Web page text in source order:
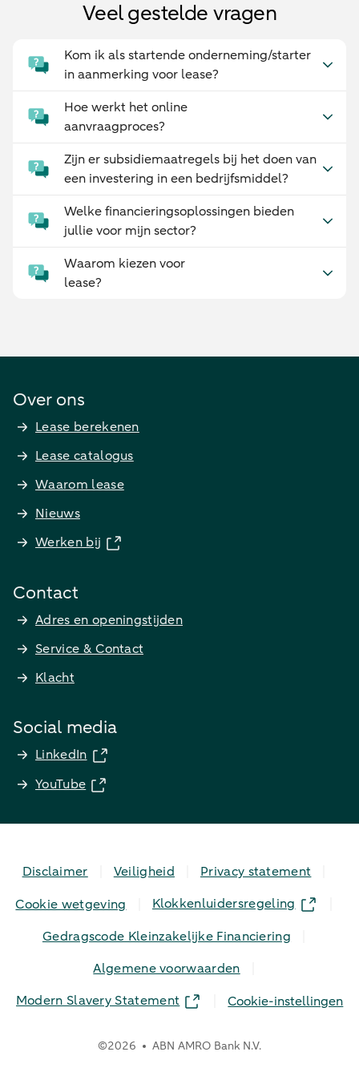
Veel gestelde vragen
Kom ik als startende onderneming/starter
in aanmerking voor lease?
Hoe werkt het online
aanvraagproces?
Zijn er subsidiemaatregels bij het doen van
een investering in een bedrijfsmiddel?
Welke financieringsoplossingen bieden
jullie voor mijn sector?
Waarom kiezen voor
lease?
Over ons
Lease berekenen
Lease catalogus
Waarom lease
Nieuws
Werken bij
Contact
Adres en openingstijden
Service & Contact
Klacht
Social media
LinkedIn
YouTube
Disclaimer Veiligheid
Privacy statement
Cookie wetgeving
Klokkenluidersregeling
Gedragscode Kleinzakelijke Financiering
Algemene voorwaarden
Modern Slavery Statement
Cookie-instellingen
©2026 ABN AMRO Bank N.V.